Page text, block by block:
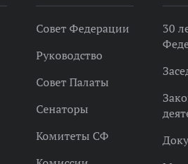
Совет Федерации
Руководство
Совет Палаты
Сенаторы
Комитеты СФ
30